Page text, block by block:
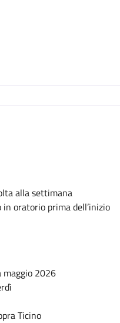
alla settimana
oratorio prima dell’inizio
maggio 2026
Ticino